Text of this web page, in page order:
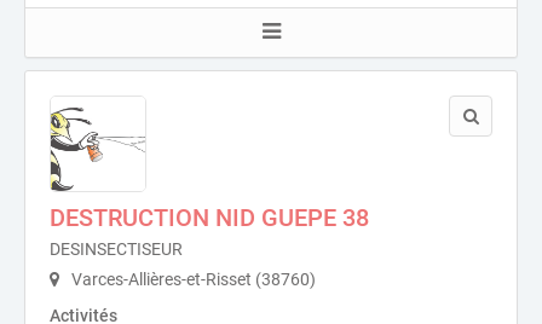
DESTRUCTION NID GUEPE 38
DESINSECTISEUR
Varces-Allières-et-Risset (38760)
Activités